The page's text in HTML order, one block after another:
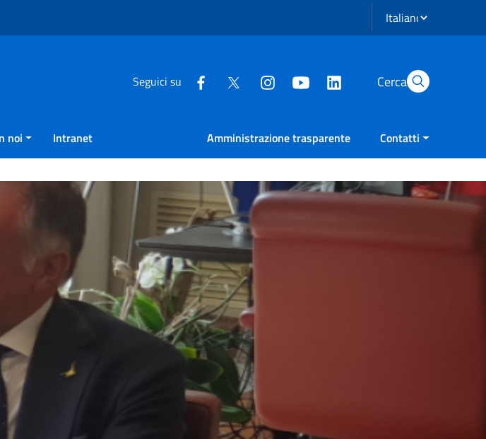
Seleziona lingua
Seguici su Cerca
noi Intranet Amministrazione trasparente Contatti